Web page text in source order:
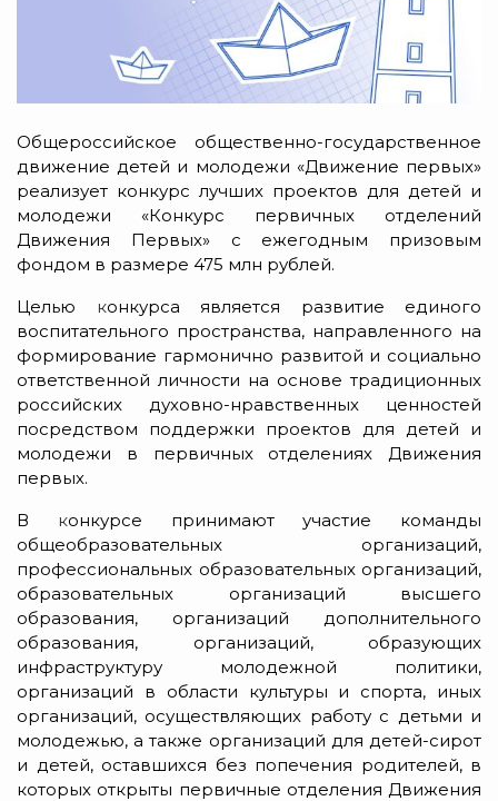
Общероссийское общественно-государственное
движение детей и молодежи «Движение первых»
реализует конкурс лучших проектов для детей и
молодежи «Конкурс первичных отделений
Движения Первых»
с ежегодным призовым
фондом в размере 475 млн рублей.
Целью конкурса является развитие единого
воспитательного пространства, направленного на
формирование гармонично развитой и социально
ответственной личности на основе традиционных
российских духовно-нравственных ценностей
посредством поддержки проектов для детей и
молодежи в первичных отделениях Движения
первых.
В конкурсе принимают участие команды
общеобразовательных организаций,
профессиональных образовательных организаций,
образовательных организаций высшего
образования, организаций дополнительного
образования, организаций, образующих
инфраструктуру молодежной политики,
организаций в области культуры и спорта, иных
организаций, осуществляющих работу с детьми и
молодежью, а также организаций для детей-сирот
и детей, оставшихся без попечения родителей, в
которых открыты первичные отделения Движения